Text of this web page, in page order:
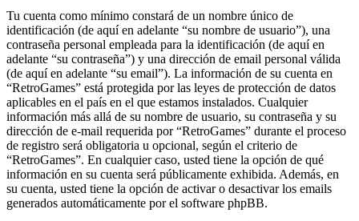
Tu cuenta como mínimo constará de un nombre único de
identificación (de aquí en adelante “su nombre de usuario”), una
contraseña personal empleada para la identificación (de aquí en
adelante “su contraseña”) y una dirección de email personal válida
(de aquí en adelante “su email”). La información de su cuenta en
“RetroGames” está protegida por las leyes de protección de datos
aplicables en el país en el que estamos instalados. Cualquier
información más allá de su nombre de usuario, su contraseña y su
dirección de e-mail requerida por “RetroGames” durante el proceso
de registro será obligatoria u opcional, según el criterio de
“RetroGames”. En cualquier caso, usted tiene la opción de qué
información en su cuenta será públicamente exhibida. Además, en
su cuenta, usted tiene la opción de activar o desactivar los emails
generados automáticamente por el software phpBB.